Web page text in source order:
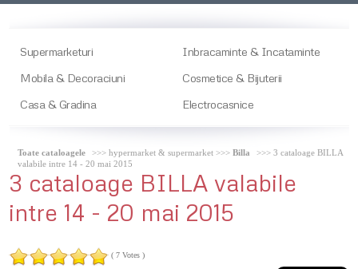
Supermarketuri
Inbracaminte & Incataminte
Mobila & Decoraciuni
Cosmetice & Bijuterii
Casa & Gradina
Electrocasnice
Toate cataloagele >>> hypermarket & supermarket >>>Billa
>>> 3 cataloage BILLA
valabile intre 14 - 20 mai 2015
3 cataloage BILLA valabile
intre 14 - 20 mai 2015
( 7 Votes )